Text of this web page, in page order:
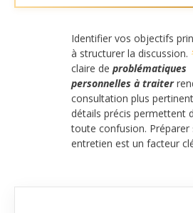
Identifier vos objectifs
à structurer la discussion.
claire de problématiques
personnelles à traiter
consultation plus
détails précis permettent
toute confusion. Préparer
entretien est un facteur